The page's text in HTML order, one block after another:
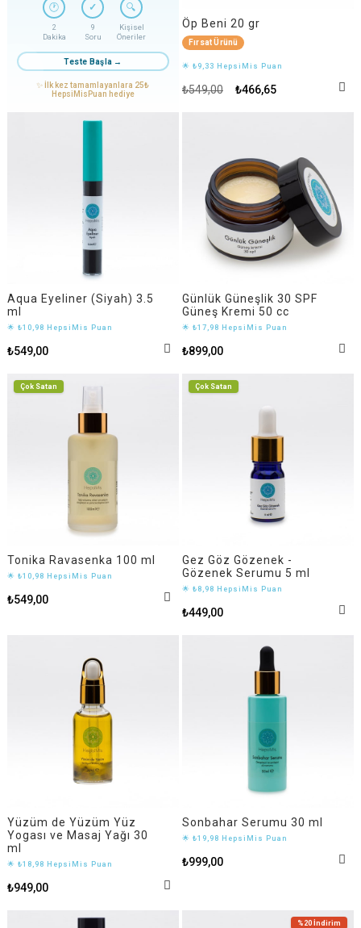
🕐
2
Dakika
✓
9
Soru
🔍
Kişisel
Öneriler
Teste Başla →
✨ İlk kez tamamlayanlara 25₺
HepsiMisPuan hediye
Öp Beni 20 gr
Fırsat Ürünü
🌟 ₺9,33 HepsiMis Puan
₺466,65
₺549,00
Aqua Eyeliner (Siyah) 3.5
ml
🌟 ₺10,98 HepsiMis Puan
₺549,00
Günlük Güneşlik 30 SPF
Güneş Kremi 50 cc
🌟 ₺17,98 HepsiMis Puan
₺899,00
Tonika Ravasenka 100 ml
🌟 ₺10,98 HepsiMis Puan
₺549,00
Çok Satan
Gez Göz Gözenek -
Gözenek Serumu 5 ml
🌟 ₺8,98 HepsiMis Puan
₺449,00
Çok Satan
Yüzüm de Yüzüm Yüz
Yogası ve Masaj Yağı 30
ml
🌟 ₺18,98 HepsiMis Puan
₺949,00
Sonbahar Serumu 30 ml
🌟 ₺19,98 HepsiMis Puan
₺999,00
%20 İndirim